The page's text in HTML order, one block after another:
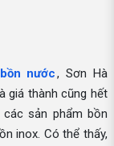
bồn nước, Sơn Hà
giá thành cũng hết
sản phẩm bồn
inox. Có thể thấy,